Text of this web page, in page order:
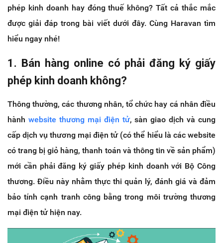
phép kinh doanh hay đóng thuế không? Tất cả thắc mắc
được giải đáp trong bài viết dưới đây. Cùng Haravan tìm
hiểu ngay nhé!
1. Bán hàng online có phải đăng ký giấy
phép kinh doanh không?
Thông thường, các thương nhân, tổ chức hay cá nhân điều
hành website thương mại điện tử, sàn giao dịch và cung
cấp dịch vụ thương mại điện tử (có thể hiểu là các website
có trang bị giỏ hàng, thanh toán và thông tin về sản phẩm)
mới cần phải đăng ký giấy phép kinh doanh với Bộ Công
thương. Điều này nhằm thực thi quản lý, đánh giá và đảm
bảo tính cạnh tranh công bằng trong môi trường thương
mại điện tử hiện nay.